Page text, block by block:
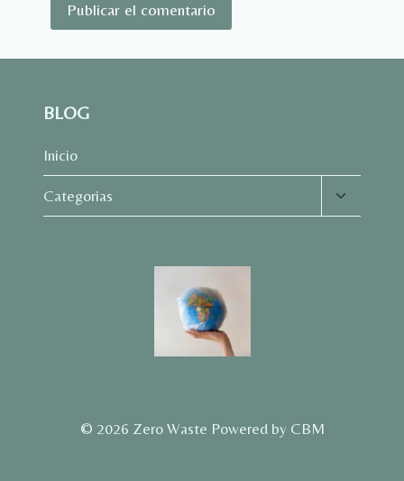
BLOG
Inicio
Categorias
Alternar
menú
© 2026 Zero Waste Powered by CBM